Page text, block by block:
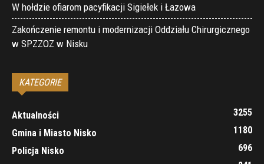
W hołdzie ofiarom pacyfikacji Sigiełek i Łazowa
Zakończenie remontu i modernizacji Oddziału Chirurgicznego
w SPZZOZ w Nisku
KATEGORIE
Aktualności
3255
Gmina i Miasto Nisko
1180
Policja Nisko
696